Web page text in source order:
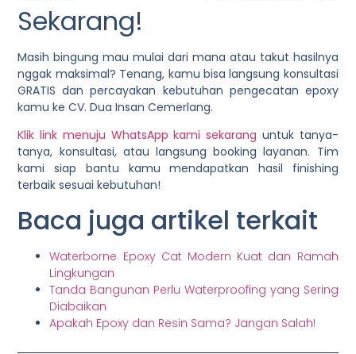
Sekarang!
Masih bingung mau mulai dari mana atau takut hasilnya
nggak maksimal? Tenang, kamu bisa langsung konsultasi
GRATIS dan percayakan kebutuhan pengecatan epoxy
kamu keCV. Dua Insan Cemerlang.
Klik link menuju WhatsApp kami sekarang untuk tanya-
tanya, konsultasi, atau langsung booking layanan. Tim
kami siap bantu kamu mendapatkan hasil finishing
terbaik sesuai kebutuhan!
Baca juga artikel terkait
Waterborne Epoxy Cat Modern Kuat dan Ramah
Lingkungan
Tanda Bangunan Perlu Waterproofing yang Sering
Diabaikan
Apakah Epoxy dan Resin Sama? Jangan Salah!